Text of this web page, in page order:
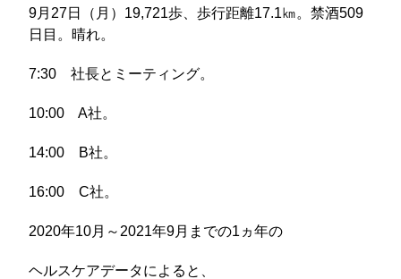
9月27日（月）19,721歩、歩行距離17.1㎞。禁酒509
日目。晴れ。
7:30 社長とミーティング。
10:00 A社。
14:00 B社。
16:00 C社。
2020年10月～2021年9月までの1ヵ年の
ヘルスケアデータによると、